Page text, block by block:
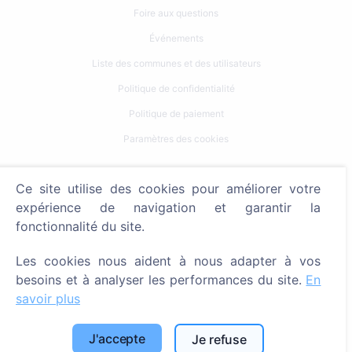
Foire aux questions
Événements
Liste des communes et des utilisateurs
Politique de confidentialité
Politique de paiement
Paramètres des cookies
Rechercher des défunts
Rechercher des cimetières
Services
SIA "CEMETY", LV40103618951
Ce site utilise des cookies pour améliorer votre
expérience de navigation et garantir la
fonctionnalité du site.
Les cookies nous aident à nous adapter à vos
besoins et à analyser les performances du site. En
savoir plus
J'accepte Je refuse